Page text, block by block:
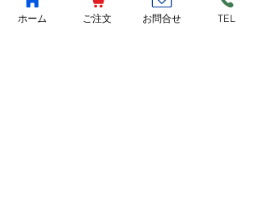
お問合せはこちらまで
ホーム ご注文 お問合せ TEL